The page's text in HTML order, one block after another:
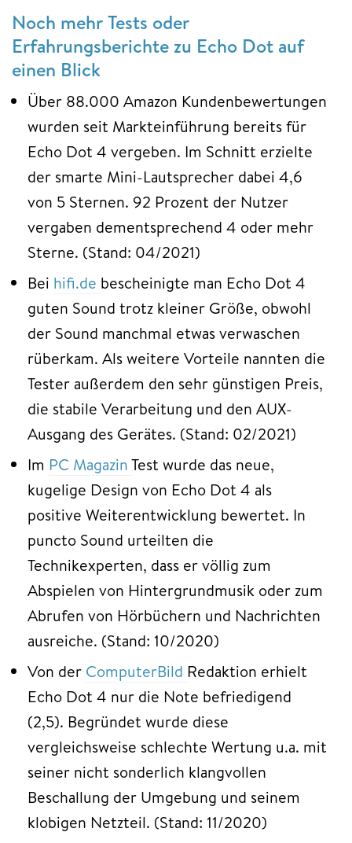
Noch mehr Tests oder
Erfahrungsberichte zu Echo Dot auf
einen Blick
Über 88.000 Amazon Kundenbewertungen
wurden seit Markteinführung bereits für
Echo Dot 4 vergeben. Im Schnitt erzielte
der smarte Mini-Lautsprecher dabei 4,6
von 5 Sternen. 92 Prozent der Nutzer
vergaben dementsprechend 4 oder mehr
Sterne. (Stand: 04/2021)
Bei hifi.de bescheinigte man Echo Dot 4
guten Sound trotz kleiner Größe, obwohl
der Sound manchmal etwas verwaschen
rüberkam. Als weitere Vorteile nannten die
Tester außerdem den sehr günstigen Preis,
die stabile Verarbeitung und den AUX-
Ausgang des Gerätes. (Stand: 02/2021)
Im PC MagazinTest wurde das neue,
kugelige Design von Echo Dot 4 als
positive Weiterentwicklung bewertet. In
puncto Sound urteilten die
Technikexperten, dass er völlig zum
Abspielen von Hintergrundmusik oder zum
Abrufen von Hörbüchern und Nachrichten
ausreiche. (Stand: 10/2020)
Von der ComputerBild Redaktion erhielt
Echo Dot 4 nur die Note befriedigend
(2,5). Begründet wurde diese
vergleichsweise schlechte Wertung u.a. mit
seiner nicht sonderlich klangvollen
Beschallung der Umgebung und seinem
klobigen Netzteil. (Stand: 11/2020)